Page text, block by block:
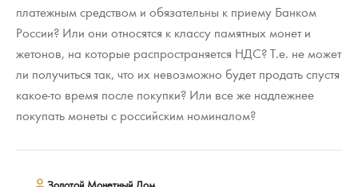
платежным средством и обязательны к приему Банком
России? Или они относятся к классу памятных монет и
жетонов, на которые распространяется НДС? Т.е. не может
ли получиться так, что их невозможно будет продать спустя
какое-то время после покупки? Или все же надлежнее
покупать монеты с российским номиналом?
Золотой Монетный Дом